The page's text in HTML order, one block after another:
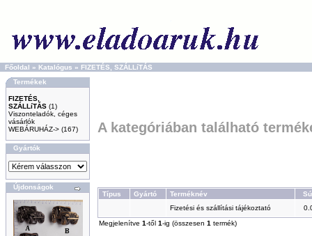
Főoldal » Katalógus » FIZETÉS, SZÁLLíTÁS
Termékek
FIZETÉS,
SZÁLLíTÁS (1)
Viszonteladók, céges
vásárlók
WEBÁRUHÁZ-> (167)
Gyártók
Újdonságok
A kategóriában található
Típus Gyártó Terméknév
Fizetési és szállítási tájékoztató
Megjelenítve 1-től 1-ig (összesen 1 termék)